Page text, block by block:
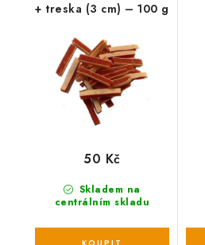
+ treska (3 cm) – 100 g
Skladem na
centrálním skladu
50 Kč